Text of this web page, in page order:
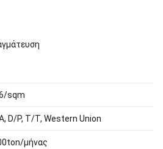
sqm
D/P, T/T, Western Union
μήνας